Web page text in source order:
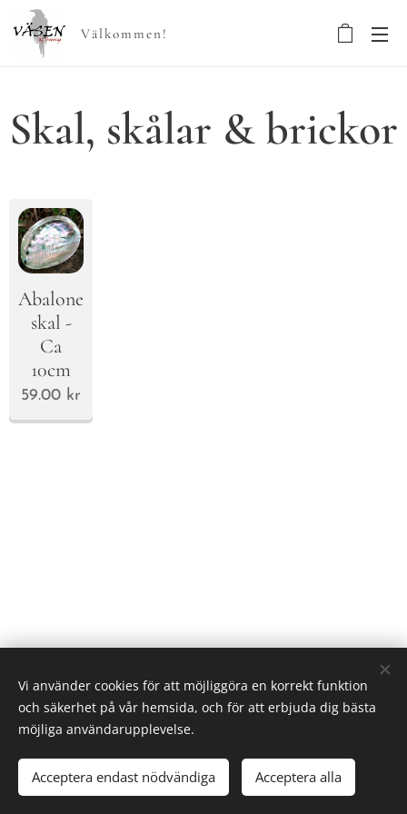
Välkommen!
Skal, skålar & brickor
Abalone-
skal -
Ca
10cm
59.00 kr
Väsen af Sverige Cookies
Vi använder cookies för att möjliggöra en korrekt funktion
och säkerhet på vår hemsida, och för att erbjuda dig bästa
möjliga användarupplevelse.
Acceptera endast nödvändiga Acceptera alla